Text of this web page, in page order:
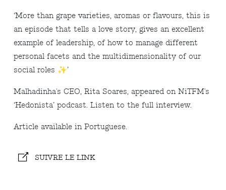
‘More than grape varieties, aromas or flavours, this is
an episode that tells a love story, gives an excellent
example of leadership, of how to manage different
personal facets and the multidimensionality of our
social roles ✨’
Malhadinha's CEO, Rita Soares, appeared on NiTFM's
‘Hedonista’ podcast. Listen to the full interview.
Article available in Portuguese.
SUIVRE LE LINK